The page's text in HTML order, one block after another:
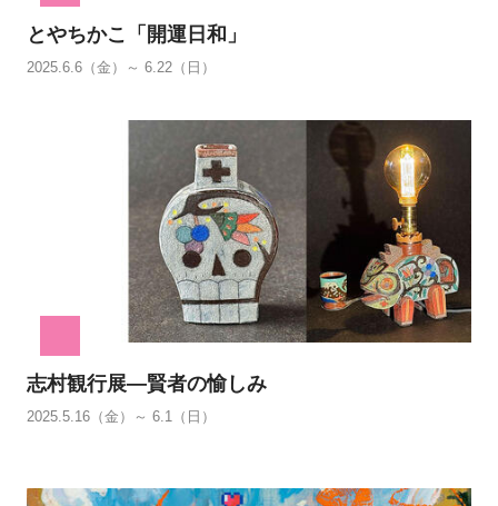
とやちかこ「開運日和」
2025.6.6（金）～ 6.22（日）
志村観行展―賢者の愉しみ
2025.5.16（金）～ 6.1（日）